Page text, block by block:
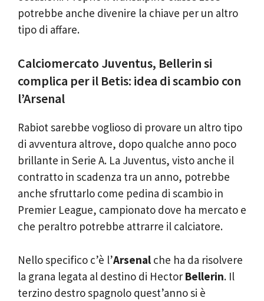
potrebbe anche divenire la chiave per un altro
tipo di affare.
Calciomercato Juventus, Bellerin si
complica per il Betis: idea di scambio con
l’Arsenal
Rabiot sarebbe voglioso di provare un altro tipo
di avventura altrove, dopo qualche anno poco
brillante in Serie A. La Juventus, visto anche il
contratto in scadenza tra un anno, potrebbe
anche sfruttarlo come pedina di scambio in
Premier League, campionato dove ha mercato e
che peraltro potrebbe attrarre il calciatore.
Nello specifico c’è l’Arsenal che ha da risolvere
la grana legata al destino di Hector Bellerin. Il
terzino destro spagnolo quest’anno si è